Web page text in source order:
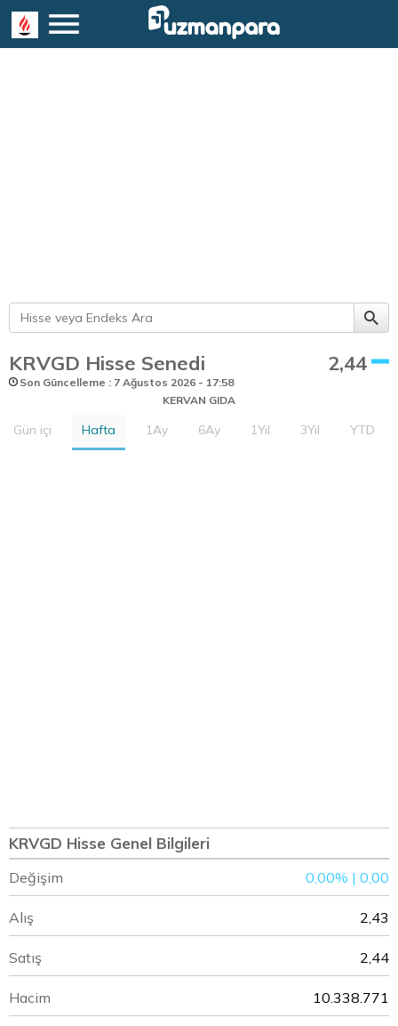
KRVGD Hisse Senedi 2,44
Son Güncelleme : 7 Ağustos 2026 - 17:58
KERVAN GIDA
Gün içi Hafta 1Ay 6Ay 1Yıl 3Yıl YTD
KRVGD Hisse Genel Bilgileri
Değişim 0,00% | 0,00
Alış 2,43
Satış 2,44
Hacim 10.338.771